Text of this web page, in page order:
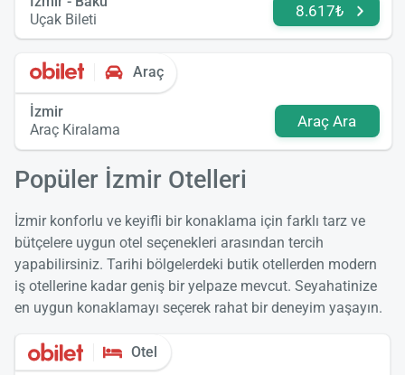
Uçak Bileti
8.617₺
Araç
İzmir
Araç Kiralama
Araç Ara
Popüler İzmir Otelleri
İzmir konforlu ve keyifli bir konaklama için farklı tarz ve
bütçelere uygun otel seçenekleri arasından tercih
yapabilirsiniz. Tarihi bölgelerdeki butik otellerden modern
iş otellerine kadar geniş bir yelpaze mevcut. Seyahatinize
en uygun konaklamayı seçerek rahat bir deneyim yaşayın.
Otel